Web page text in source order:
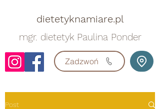
dietetyknamiare.pl
mgr. dietetyk Paulina Ponder
Zadzwoń
Post